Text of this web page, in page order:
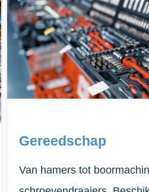
Gereedschap
Van hamers tot